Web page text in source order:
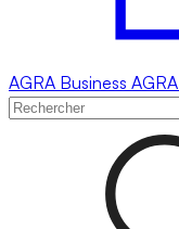
AGRA Business AGRA